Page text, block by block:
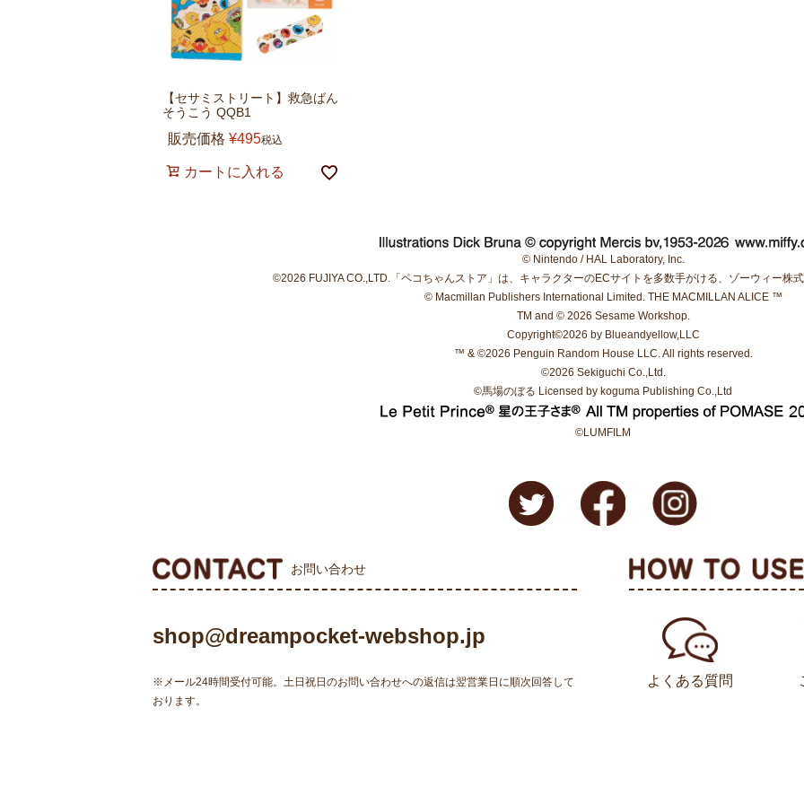
【セサミストリート】救急ばん
そうこう QQB1
販売価格 ¥495税込
カートに入れる
© Nintendo / HAL Laboratory, Inc.
©2026 FUJIYA CO.,LTD.「ペコちゃんストア」は、キャラクターのECサイトを多数手がける、ゾーウィー株式
© Macmillan Publishers International Limited. THE MACMILLAN ALICE ™
TM and © 2026 Sesame Workshop.
Copyright©2026 by Blueandyellow,LLC
™ & ©2026 Penguin Random House LLC. All rights reserved.
©︎2026 Sekiguchi Co.,Ltd.
©馬場のぼる Licensed by koguma Publishing Co.,Ltd
©LUMFILM
お問い合わせ
shop@dreampocket-webshop.jp
※メール24時間受付可能。土日祝日のお問い合わせへの返信は翌営業日に順次回答して
おります。
よくある質問